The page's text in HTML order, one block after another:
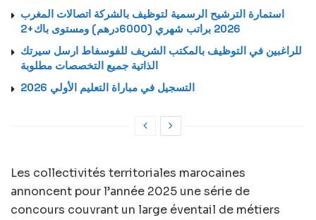
استمارة الترشيح الرسمية لتوظيف بالشركة اتصالات المغرب
2026 براتب شهري (6000درهم) ومستوى باك+2
للراغبين في التوظيف بالمكتب الشريف للفوسفاط ارسل سيرتك
الذاتية جميع التخصصات مطلوبة
التسجيل في مباراة التعليم الأولي 2026
Les collectivités territoriales marocaines
annoncent pour l’année 2025 une série de
concours couvrant un large éventail de métiers